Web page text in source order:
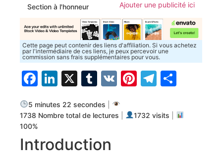
Section à l'honneur Ajouter une publicité ici
Cette page peut contenir des liens d'affiliation. Si vous achetez
par l'intermédiaire de ces liens, je peux percevoir une
commission sans frais supplémentaires pour vous.
Facebook
LinkedIn
X Tumblr
VK Pinterest
5 minutes 22 secondes
1738 Nombre total de lectures
1732 visits
100%
Introduction